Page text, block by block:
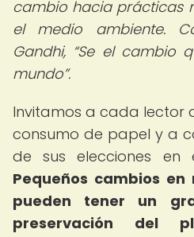
cambio hacia prácticas
el medio ambiente.
Gandhi,
Se el cambio
mundo .
Invitamos a cada lector
consumo de papel y a
de sus elecciones en
Pequeños cambios
pueden tener un
preservación del